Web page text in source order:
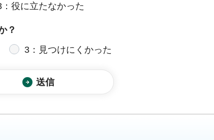
：役に立たなかった
？
3：見つけにくかった